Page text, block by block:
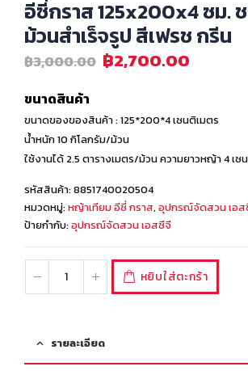
อีซี่กราส 125x200x4 ซม.
ม้วนสำเร็จรูป สีเฟรช กรีน
฿3,000.00 ฿2,700.00
ขนาดสินค้า
ขนาดของของสินค้า : 125*200*4 เซนติเมตร
น้ำหนัก 10 กิโลกรัม/ม้วน
ใช้งานได้ 2.5 ตารางเมตร/ม้วน ความยาวหญ้า 4 เซ
รหัสสินค้า:8851740020504
หมวดหมู่:หญ้าเทียม อีซี่ กราส, อุปกรณ์จัดสวน เอ
ป้ายกำกับ:อุปกรณ์จัดสวน เอสซีจี
หยิบใส่ตะกร้า
รายละเอียด